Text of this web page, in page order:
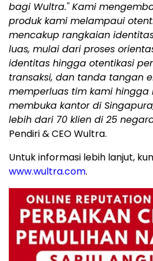
bagi Wultra." Kami
produk kami melampaui
mencakup rangkaian
luas, mulai dari proses
identitas hingga otentikasi
transaksi, dan tanda tangan
memperluas tim kami hingga
membuka kantor di
lebih dari 70 klien di 25
Pendiri & CEO Wultra.
Untuk informasi lebih lanjut,
www.wultra.com.